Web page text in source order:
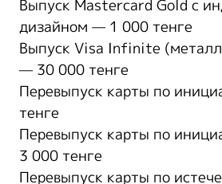
Выпуск Mastercard Gold с
дизайном — 1 000 тенге
Выпуск Visa Infinite
— 30 000 тенге
Перевыпуск карты по
тенге
Перевыпуск карты по
3 000 тенге
Перевыпуск карты по